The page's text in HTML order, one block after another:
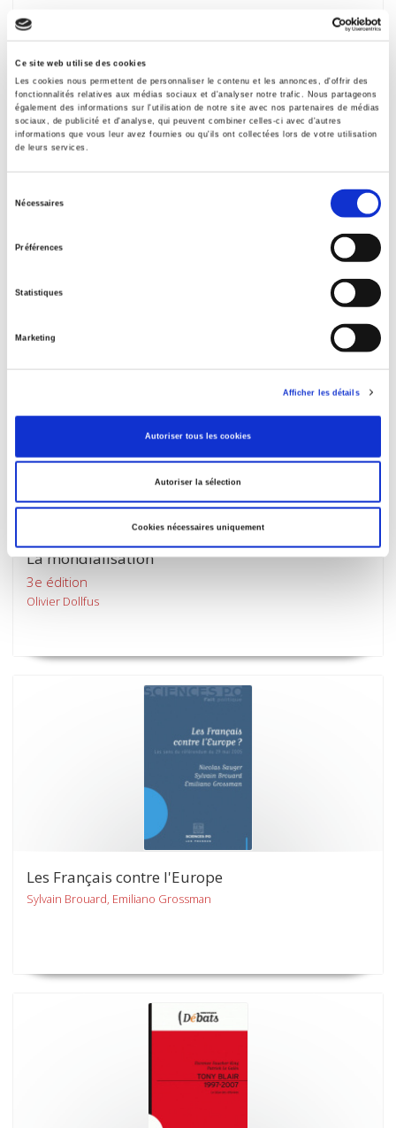
Ce site web utilise des cookies
Les cookies nous permettent de personnaliser le contenu et les annonces, d'offrir des
fonctionnalités relatives aux médias sociaux et d'analyser notre trafic. Nous partageons
également des informations sur l'utilisation de notre site avec nos partenaires de médias
sociaux, de publicité et d'analyse, qui peuvent combiner celles-ci avec d'autres
informations que vous leur avez fournies ou qu'ils ont collectées lors de votre utilisation
de leurs services.
Nécessaires
Préférences
Statistiques
Marketing
Afficher les détails
Autoriser tous les cookies
Autoriser la sélection
Cookies nécessaires uniquement
L'Univers des risques en finance
La mondialisation
3e édition
Olivier Dollfus
Les Français contre l'Europe
Sylvain Brouard, Emiliano Grossman